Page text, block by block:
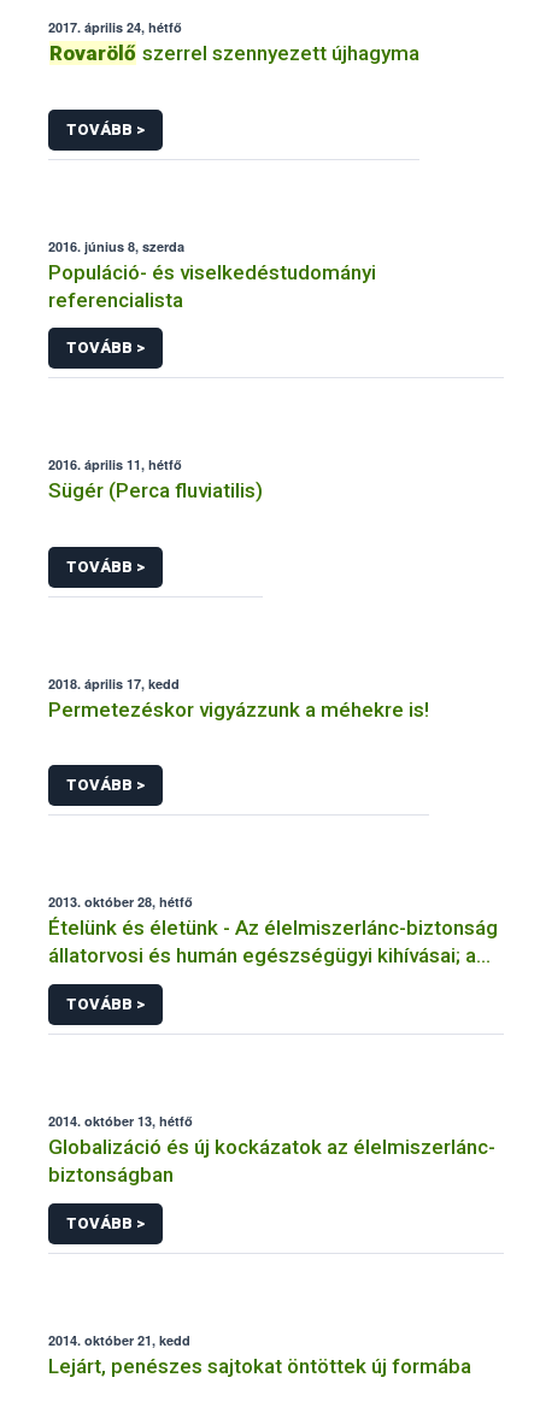
2017. április 24, hétfő
Rovarölő szerrel szennyezett újhagyma
TOVÁBB >
2016. június 8, szerda
Populáció- és viselkedéstudományi
referencialista
TOVÁBB >
2016. április 11, hétfő
Sügér (Perca fluviatilis)
TOVÁBB >
2018. április 17, kedd
Permetezéskor vigyázzunk a méhekre is!
TOVÁBB >
2013. október 28, hétfő
Ételünk és életünk - Az élelmiszerlánc-biztonság
állatorvosi és humán egészségügyi kihívásai; a
jövő irányai
TOVÁBB >
2014. október 13, hétfő
Globalizáció és új kockázatok az élelmiszerlánc-
biztonságban
TOVÁBB >
2014. október 21, kedd
Lejárt, penészes sajtokat öntöttek új formába